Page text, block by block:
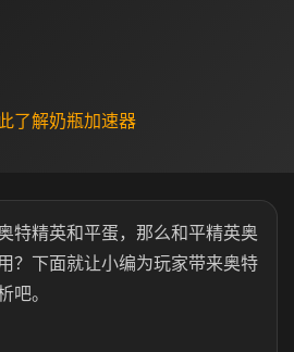
了解奶瓶加速器
特精英和平蛋，那么和平精英奥
？下面就让小编为玩家带来奥特
吧。